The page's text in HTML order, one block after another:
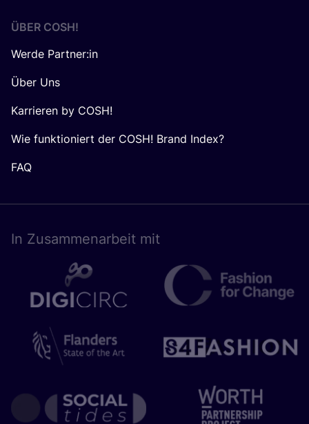
ÜBER COSH!
Werde Partner:in
Über Uns
Karrieren by COSH!
Wie funktioniert der COSH! Brand Index?
FAQ
In Zusam­men­ar­beit mit